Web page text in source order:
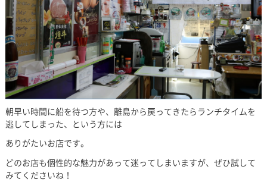
朝早い時間に船を待つ方や、離島から戻ってきたらランチタイムを
逃してしまった、という方には
ありがたいお店です。
どのお店も個性的な魅力があって迷ってしまいますが、ぜひ試して
みてくださいね！